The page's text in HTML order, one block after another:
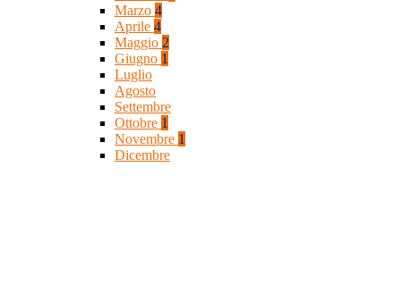
Marzo 4
Aprile 4
Maggio 2
Giugno 1
Luglio
Agosto
Settembre
Ottobre 1
Novembre 1
Dicembre